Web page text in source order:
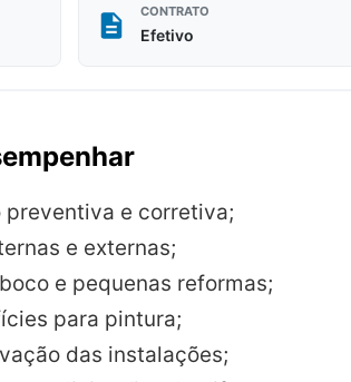
CONTRATO
Efetivo
e corretiva;
e externas;
e pequenas reformas;
para pintura;
das instalações;